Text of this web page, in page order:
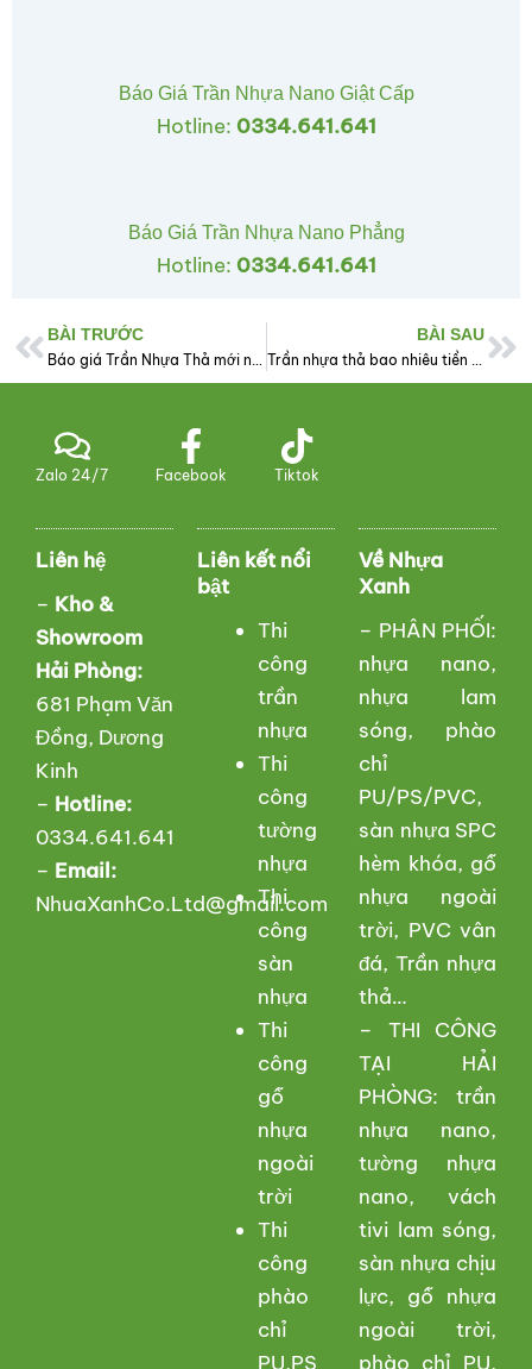
Báo Giá Trần Nhựa Nano Giật Cấp
Hotline: 0334.641.641
Báo Giá Trần Nhựa Nano Phẳng
Hotline: 0334.641.641
PrevBÀI TRƯỚC
Báo giá Trần Nhựa Thả mới nhất
BÀI SAU
Trần nhựa thả bao nhiêu tiền 1m2 tại Hải Phòng và Hà Nội
Zalo 24/7 Facebook Tiktok
Liên hệ
– Kho &
Showroom
Hải Phòng:
681 Phạm Văn
Đồng, Dương
Kinh
– Hotline:
0334.641.641
– Email:
NhuaXanhCo.Ltd@gmail.com
Liên kết nổi
bật
Thi
công
trần
nhựa
Thi
công
tường
nhựa
Thi
công
sàn
nhựa
Thi
công
gỗ
nhựa
ngoài
trời
Thi
công
phào
chỉ
PU,PS
Về Nhựa
Xanh
– PHÂN PHỐI:
nhựa nano,
nhựa lam
sóng, phào
chỉ
PU/PS/PVC,
sàn nhựa SPC
hèm khóa, gỗ
nhựa ngoài
trời, PVC vân
đá, Trần nhựa
thả…
– THI CÔNG
TẠI HẢI
PHÒNG: trần
nhựa nano,
tường nhựa
nano, vách
tivi lam sóng,
sàn nhựa chịu
lực, gỗ nhựa
ngoài trời,
phào chỉ PU,